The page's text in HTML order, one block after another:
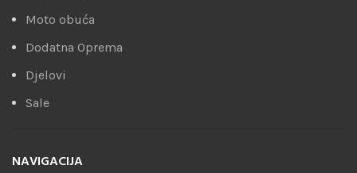
Moto obuća
Dodatna Oprema
Djelovi
Sale
NAVIGACIJA